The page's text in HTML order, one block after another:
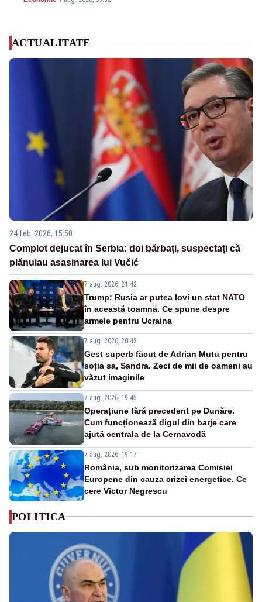
ACTUALITATE
24 feb. 2026, 15:50
Complot dejucat în Serbia: doi bărbați, suspectați că
plănuiau asasinarea lui Vučić
7 aug. 2026, 21:42
Trump: Rusia ar putea lovi un stat NATO
în această toamnă. Ce spune despre
armele pentru Ucraina
7 aug. 2026, 20:43
Gest superb făcut de Adrian Mutu pentru
soția sa, Sandra. Zeci de mii de oameni au
văzut imaginile
7 aug. 2026, 19:45
Operațiune fără precedent pe Dunăre.
Cum funcționează digul din barje care
ajută centrala de la Cernavodă
7 aug. 2026, 19:17
România, sub monitorizarea Comisiei
Europene din cauza crizei energetice. Ce
cere Victor Negrescu
POLITICA